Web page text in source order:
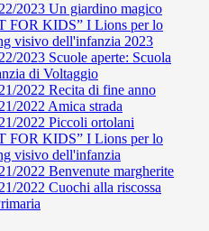
2023 Un giardino magico
FOR KIDS” I Lions per lo
visivo dell'infanzia 2023
2023 Scuole aperte: Scuola
di Voltaggio
2022 Recita di fine anno
2022 Amica strada
2022 Piccoli ortolani
FOR KIDS” I Lions per lo
visivo dell'infanzia
2022 Benvenute margherite
2022 Cuochi alla riscossa